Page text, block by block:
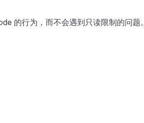
的行为，而不会遇到只读限制的问题。